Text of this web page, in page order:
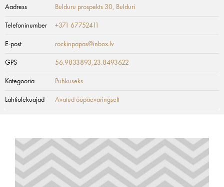
Aadress Bulduru prospekts 30, Bulduri
Telefoninumber +371 67752411
E-post rockinpapas@inbox.lv
GPS 56.9833893,23.8493622
Kategooria Puhkuseks
Lahtiolekuajad Avatud ööpäevaringselt